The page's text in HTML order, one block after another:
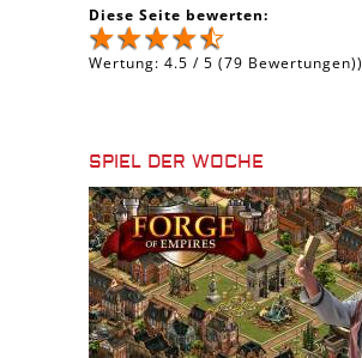
Diese Seite bewerten:
Wertung: 4.5 / 5 (79 Bewertungen))
SPIEL DER WOCHE